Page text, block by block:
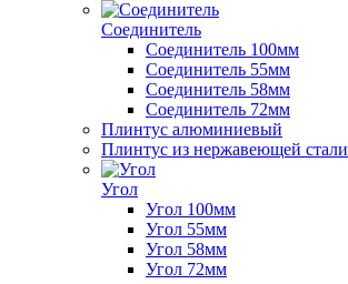
Соединитель
Соединитель 100мм
Соединитель 55мм
Соединитель 58мм
Соединитель 72мм
Плинтус алюминиевый
Плинтус из нержавеющей стали
Угол
Угол 100мм
Угол 55мм
Угол 58мм
Угол 72мм